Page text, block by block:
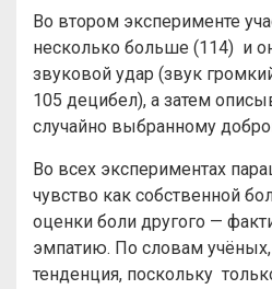
Во втором эксперименте
несколько больше (114) и
звуковой удар (звук
105 децибел), а затем
случайно выбранному
Во всех экспериментах
чувство как собственной
оценки боли другого —
эмпатию. По словам учёных,
тенденция, поскольку